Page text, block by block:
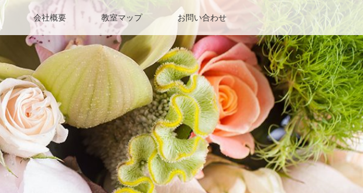
会社概要 教室マップ お問い合わせ